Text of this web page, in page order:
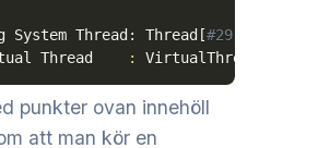
System Thread: Thread [#29,Thread-
Thread
: VirtualThread
punkter ovan innehöll
att man kör en